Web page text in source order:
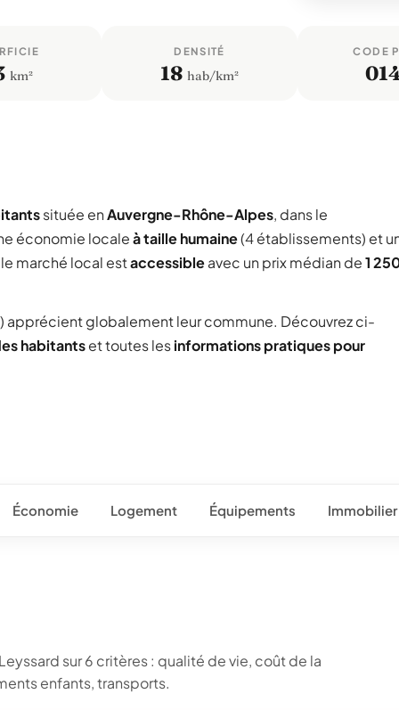
km²
DENSITÉ
18 hab/km²
CODE
située enAuvergne-Rhône-Alpes, dans le
économie localeà taille humaine(4 établissements) et
marché local estaccessibleavec un prix médian de1
) apprécient globalement leur commune. Découvrez ci-
habitantset toutes lesinformations pratiques pour
Économie Logement Équipements Immobilier
sur 6 critères : qualité de vie, coût de la
enfants, transports.